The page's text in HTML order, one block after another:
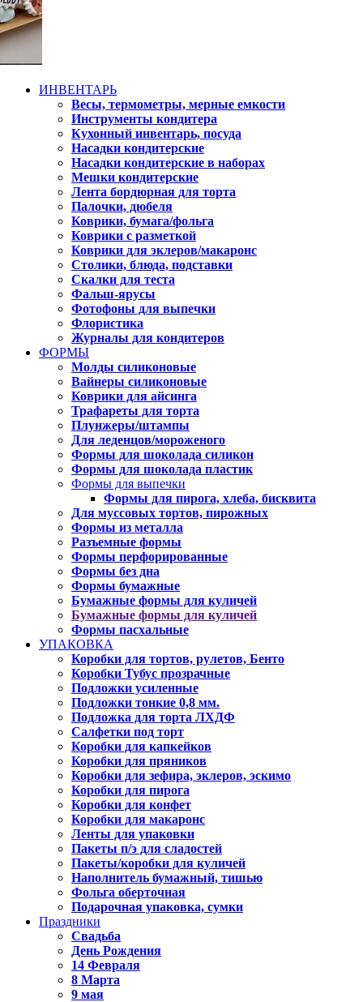
ИНВЕНТАРЬ
Весы, термометры, мерные емкости
Инструменты кондитера
Кухонный инвентарь, посуда
Насадки кондитерские
Насадки кондитерские в наборах
Мешки кондитерские
Лента бордюрная для торта
Палочки, дюбеля
Коврики, бумага/фольга
Коврики с разметкой
Коврики для эклеров/макаронс
Столики, блюда, подставки
Скалки для теста
Фальш-ярусы
Фотофоны для выпечки
Флористика
Журналы для кондитеров
ФОРМЫ
Молды силиконовые
Вайнеры силиконовые
Коврики для айсинга
Трафареты для торта
Плунжеры/штампы
Для леденцов/мороженого
Формы для шоколада силикон
Формы для шоколада пластик
Формы для выпечки
Формы для пирога, хлеба, бисквита
Для муссовых тортов, пирожных
Формы из металла
Разъемные формы
Формы перфорированные
Формы без дна
Формы бумажные
Бумажные формы для куличей
Бумажные формы для куличей
Формы пасхальные
УПАКОВКА
Коробки для тортов, рулетов, Бенто
Коробки Тубус прозрачные
Подложки усиленные
Подложки тонкие 0,8 мм.
Подложка для торта ЛХДФ
Салфетки под торт
Коробки для капкейков
Коробки для пряников
Коробки для зефира, эклеров, эскимо
Коробки для пирога
Коробки для конфет
Коробки для макаронс
Ленты для упаковки
Пакеты п/э для сладостей
Пакеты/коробки для куличей
Наполнитель бумажный, тишью
Фольга оберточная
Подарочная упаковка, сумки
Праздники
Свадьба
День Рождения
14 Февраля
8 Марта
9 мая